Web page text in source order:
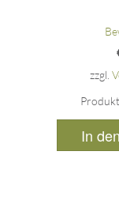
zzgl.
In